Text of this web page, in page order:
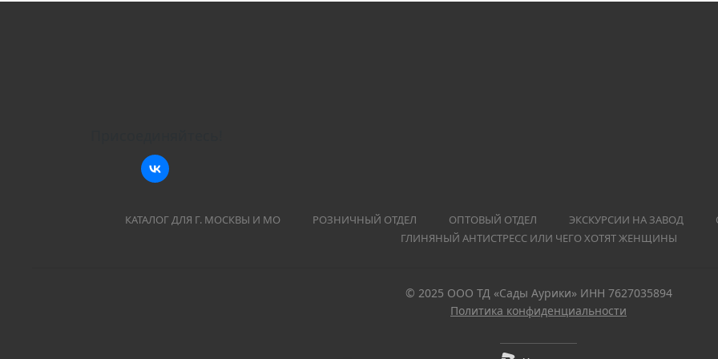
КАТАЛОГ ДЛЯ Г. МОСКВЫ И МО РОЗНИЧНЫЙ ОТДЕЛ ОПТОВЫЙ ОТДЕЛ ЭКСКУРСИИ НА ЗАВОД
ГЛИНЯНЫЙ АНТИСТРЕСС ИЛИ ЧЕГО ХОТЯТ ЖЕНЩИНЫ
© 2025 ООО ТД «Сады Аурики» ИНН 7627035894
Политика конфиденциальности